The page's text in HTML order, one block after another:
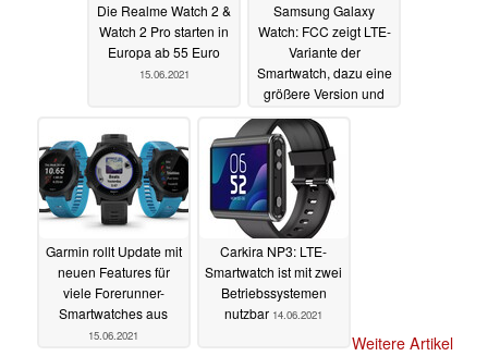
Die Realme Watch 2 &
Watch 2 Pro starten in
Europa ab 55 Euro
15.06.2021
Samsung Galaxy
Watch: FCC zeigt LTE-
Variante der
Smartwatch, dazu eine
größere Version und
Galaxy Watch Active 4
15.06.2021
Garmin rollt Update mit
neuen Features für
viele Forerunner-
Smartwatches aus
15.06.2021
Carkira NP3: LTE-
Smartwatch ist mit zwei
Betriebssystemen
nutzbar 14.06.2021
Weitere Artikel